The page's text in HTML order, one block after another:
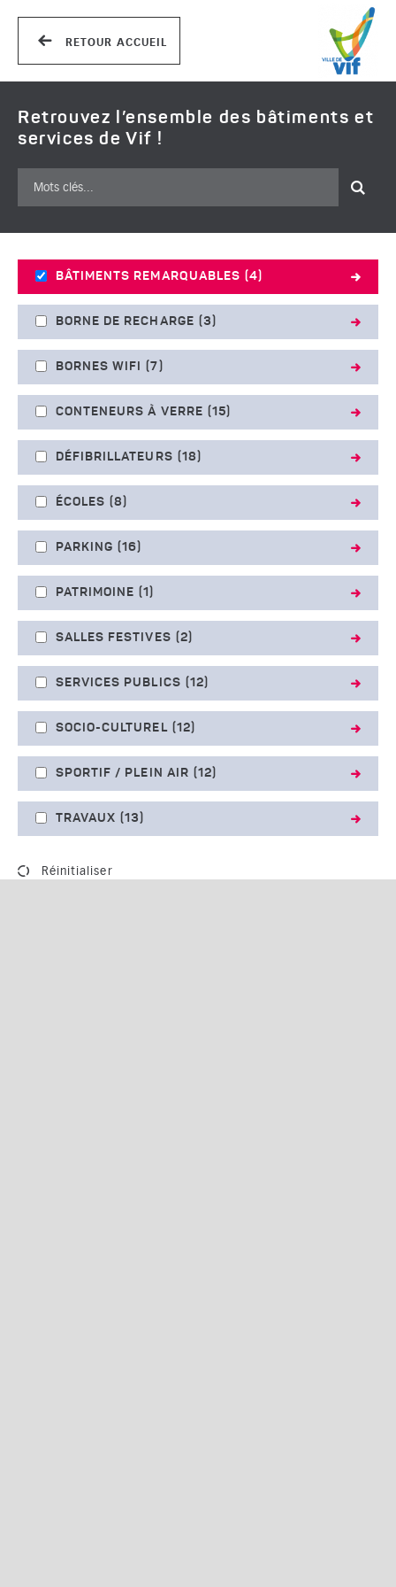
Ville de Vif - Carte interactive
RETOUR ACCUEIL
Retrouvez l’ensemble des bâtiments et
services de Vif !
BÂTIMENTS REMARQUABLES (4)
BORNE DE RECHARGE (3)
BORNES WIFI (7)
CONTENEURS À VERRE (15)
DÉFIBRILLATEURS (18)
ÉCOLES (8)
PARKING (16)
PATRIMOINE (1)
SALLES FESTIVES (2)
SERVICES PUBLICS (12)
SOCIO-CULTUREL (12)
SPORTIF / PLEIN AIR (12)
TRAVAUX (13)
Réinitialiser